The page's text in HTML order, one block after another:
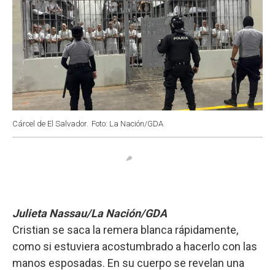
Cárcel de El Salvador. Foto: La Nación/GDA
Julieta Nassau/La Nación/GDA
Cristian se saca la remera blanca rápidamente,
como si estuviera acostumbrado a hacerlo con las
manos esposadas. En su cuerpo se revelan una